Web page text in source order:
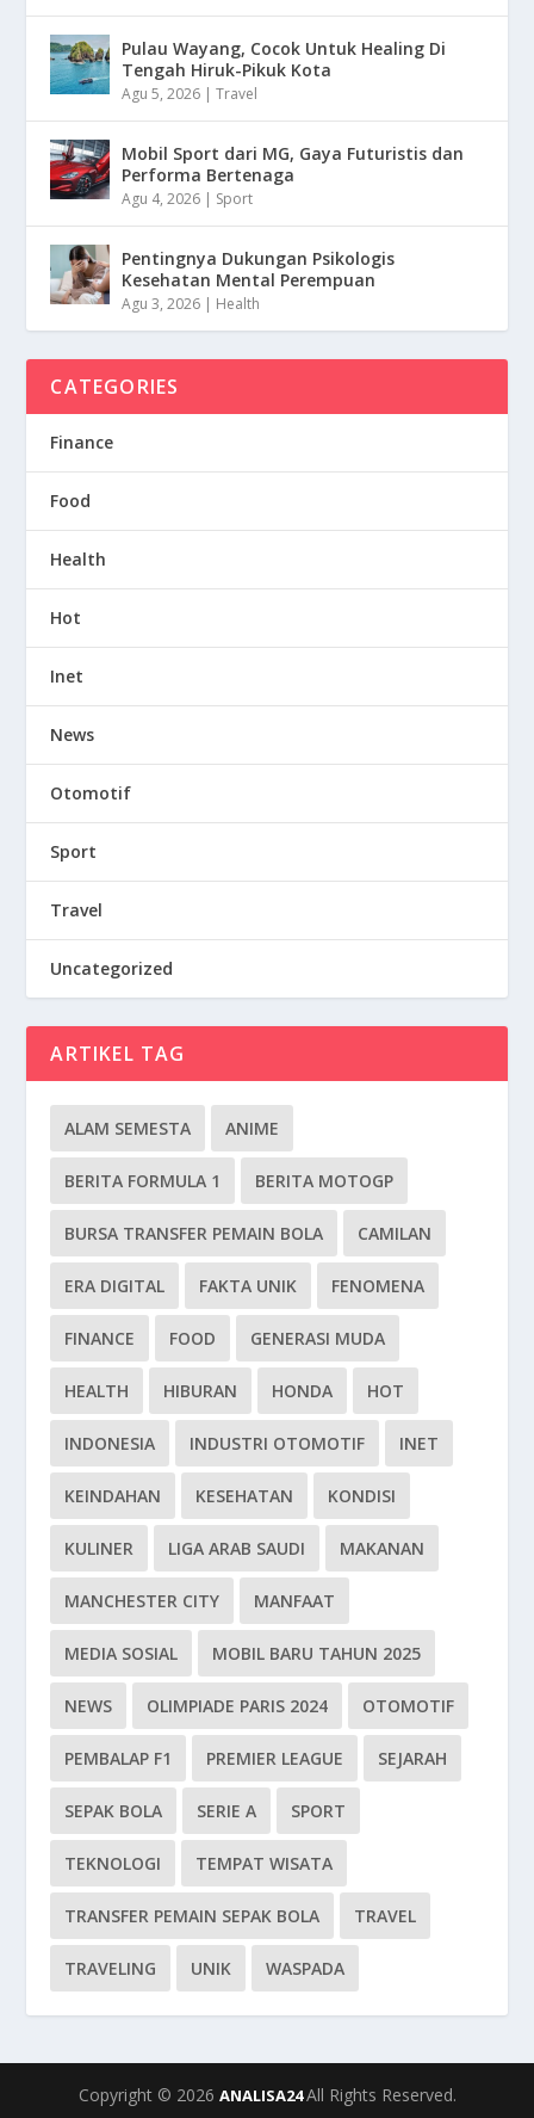
Pulau Wayang, Cocok Untuk Healing Di
Tengah Hiruk-Pikuk Kota
Agu 5, 2026 |Travel
Mobil Sport dari MG, Gaya Futuristis dan
Performa Bertenaga
Agu 4, 2026 | Sport
Pentingnya Dukungan Psikologis
Kesehatan Mental Perempuan
Agu 3, 2026 | Health
CATEGORIES
Finance
Food
Health
Hot
Inet
News
Otomotif
Sport
Travel
Uncategorized
ARTIKEL TAG
ALAM SEMESTA ANIME
BERITA FORMULA 1 BERITA MOTOGP
BURSA TRANSFER PEMAIN BOLA CAMILAN
ERA DIGITAL FAKTA UNIK FENOMENA
FINANCE FOOD GENERASI MUDA
HEALTH HIBURAN HONDA HOT
INDONESIA INDUSTRI OTOMOTIF INET
KEINDAHAN KESEHATAN KONDISI
KULINER LIGA ARAB SAUDI MAKANAN
MANCHESTER CITY MANFAAT
MEDIA SOSIAL MOBIL BARU TAHUN 2025
NEWS OLIMPIADE PARIS 2024 OTOMOTIF
PEMBALAP F1 PREMIER LEAGUE SEJARAH
SEPAK BOLA SERIE A SPORT
TEKNOLOGI TEMPAT WISATA
TRANSFER PEMAIN SEPAK BOLA TRAVEL
TRAVELING UNIK WASPADA
Copyright © 2026 ANALISA24All Rights Reserved.